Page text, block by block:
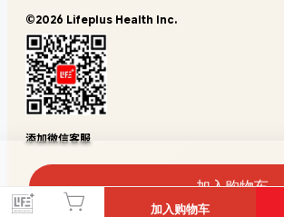
加入购物车
加入购物车
©2026 Lifeplus Health Inc.
添加微信客服